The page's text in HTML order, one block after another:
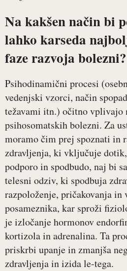
Na kakšen način bi
lahko karseda
faze razvoja bolezni?
Psihodinamični procesi
vedenjski vzorci, način
težavami itn.) očitno vplivajo
psihosomatskih bolezni. Za
moramo čim prej spoznati in
zdravljenja, ki vključuje
podporo in spodbudo, naj bi
telesni odziv, ki spodbuja
razpoloženje, pričakovanja in
posameznika, kar sproži
je izločanje hormonov
kortizola in adrenalina. Ta
priskrbi upanje in zmanjša
zdravljenja in izida le-tega.